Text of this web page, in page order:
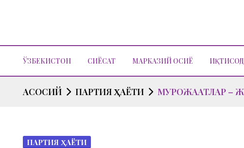
ЎЗБЕКИСТОН СИЁСАТ МАРКАЗИЙ ОСИЁ ИҚТИСОД
АСОСИЙ ПАРТИЯ ҲАЁТИ МУРОЖААТЛАР –
ПАРТИЯ ҲАЁТИ